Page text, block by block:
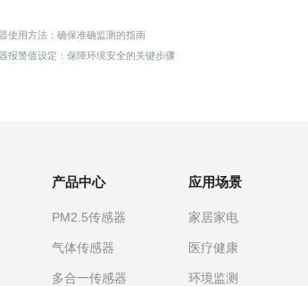
使用方法：确保准确监测的指南
报警值设定：保障环境安全的关键步骤
产品中心
PM2.5传感器
气体传感器
多合一传感器
应用场景
家居家电
医疗健康
环境监测